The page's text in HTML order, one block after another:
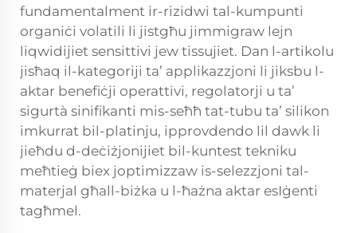
fundamentalment ir-rizidwi tal-kumpunti
organiċi volatili li jistgħu jimmigraw lejn
liqwidijiet sensittivi jew tissujiet. Dan l-artikolu
jisħaq il-kategoriji ta’ applikazzjoni li jiksbu l-
aktar benefiċji operattivi, regolatorji u ta’
sigurtà sinifikanti mis-seħħ tat-tubu ta’ silikon
imkurrat bil-platinju, ipprovdendo lil dawk li
jieħdu d-deċiżjonijiet bil-kuntest tekniku
meħtieġ biex joptimizzaw is-selezzjoni tal-
materjal għall-biżka u l-ħażna aktar esIġenti
tagħmel.